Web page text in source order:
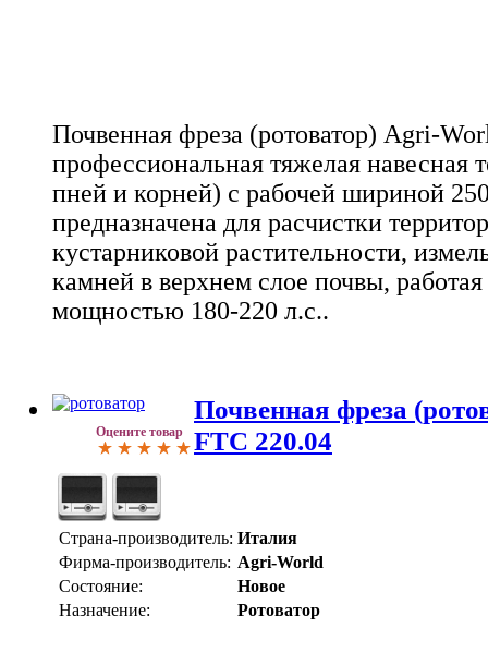
Почвенная фреза (ротоватор) Agri-
профессиональная тяжелая навесная
пней и корней) с рабочей шириной
предназначена для расчистки
кустарниковой растительности,
камней в верхнем слое почвы, работая
мощностью 180-220 л.с..
Оцените товар
Почвенная фреза
FTC 220.04
Страна-производитель: Италия
Фирма-производитель: Agri-World
Состояние:
Новое
Назначение:
Ротоватор